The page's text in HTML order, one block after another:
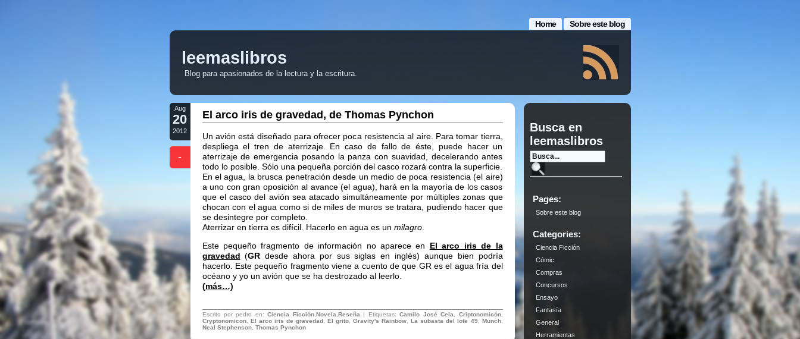
Sobre este blog
Home
leemaslibros
Blog para apasionados de la lectura y la escritura.
Aug
20
2012
-
El arco iris de gravedad, de Thomas Pynchon
Un avión está diseñado para ofrecer poca resistencia al aire. Para tomar tierra,
despliega el tren de aterrizaje. En caso de fallo de éste, puede hacer un
aterrizaje de emergencia posando la panza con suavidad, decelerando antes
todo lo posible. Sólo una pequeña porción del casco rozará contra la superficie.
En el agua, la brusca penetración desde un medio de poca resistencia (el aire)
a uno con gran oposición al avance (el agua), hará en la mayoría de los casos
que el casco del avión sea atacado simultáneamente por múltiples zonas que
chocan con el agua como si de miles de muros se tratara, pudiendo hacer que
se desintegre por completo.
Aterrizar en tierra es difícil. Hacerlo en agua es un milagro.
Este pequeño fragmento de información no aparece en El arco iris de la
gravedad (GR desde ahora por sus siglas en inglés) aunque bien podría
hacerlo. Este pequeño fragmento viene a cuento de que GR es el agua fría del
océano y yo un avión que se ha destrozado al leerlo.
(más…)
Escrito por pedro en:Ciencia Ficción, Novela Reseña | Etiquetas:Camilo José Cela Criptonomicón,
Cryptonomicon, El arco iris de gravedad, El grito ,Gravity's Rainbow ,La subasta del lote 49 Munch,
Neal Stephenson, Thomas Pynchon
Busca en
leemaslibros
Pages:
Sobre este blog
Categories:
Ciencia Ficción
Cómic
Compras
Concursos
Ensayo
Fantasía
General
Herramientas